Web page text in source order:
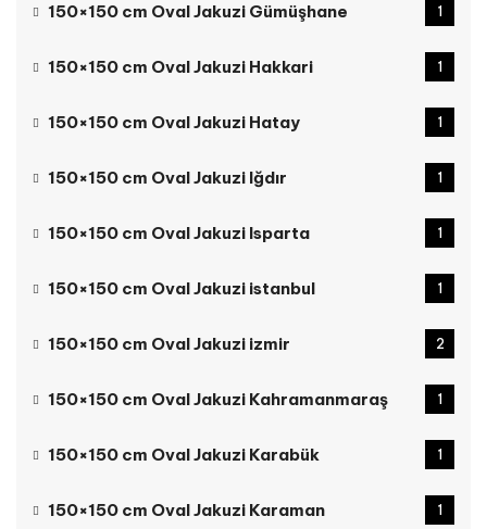
150×150 cm Oval Jakuzi Gümüşhane 1
150×150 cm Oval Jakuzi Hakkari 1
150×150 cm Oval Jakuzi Hatay 1
150×150 cm Oval Jakuzi Iğdır 1
150×150 cm Oval Jakuzi Isparta 1
150×150 cm Oval Jakuzi istanbul 1
150×150 cm Oval Jakuzi izmir 2
150×150 cm Oval Jakuzi Kahramanmaraş 1
150×150 cm Oval Jakuzi Karabük 1
150×150 cm Oval Jakuzi Karaman 1